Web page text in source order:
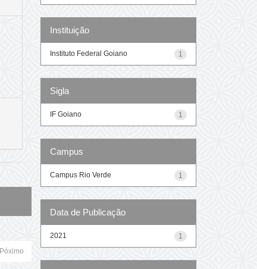
Póximo
Instituição
1
Instituto Federal Goiano
Sigla
1
IF Goiano
Campus
1
Campus Rio Verde
Data de Publicação
1
2021